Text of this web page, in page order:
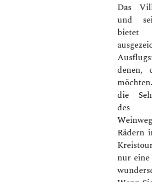
Das
und
denen,
die
des
Rädern
nur